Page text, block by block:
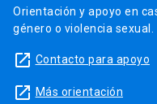
Orientación y apoyo en
género o violencia sexual.
launch Contacto para apoyo
launch Más orientación